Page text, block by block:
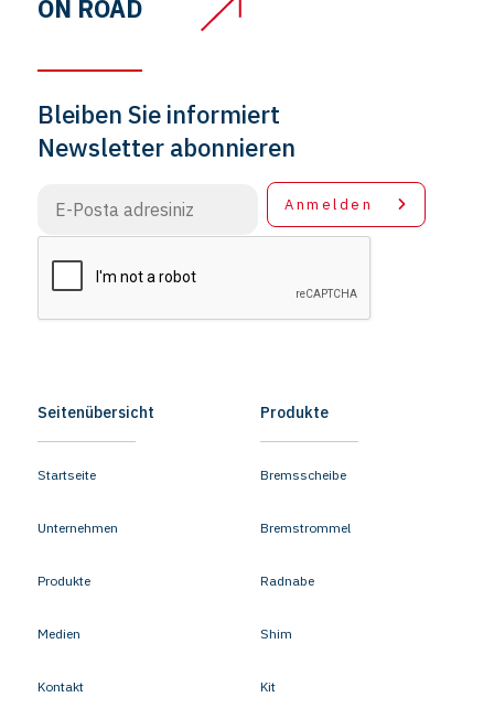
ON ROAD
Bleiben Sie informiert
Newsletter abonnieren
Anmelden
Seitenübersicht
Startseite
Unternehmen
Produkte
Medien
Kontakt
Produkte
Bremsscheibe
Bremstrommel
Radnabe
Shim
Kit